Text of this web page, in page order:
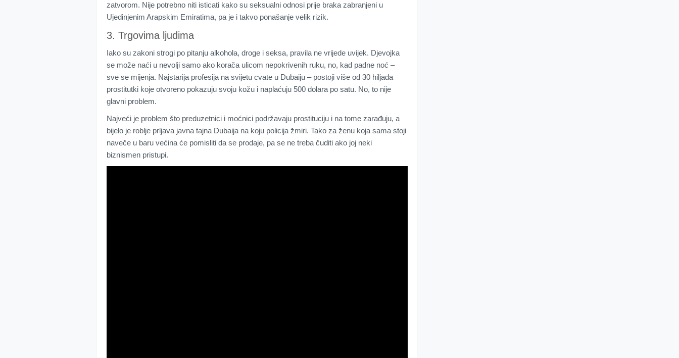
zatvorom. Nije potrebno niti isticati kako su seksualni odnosi prije braka zabranjeni u
Ujedinjenim Arapskim Emiratima, pa je i takvo ponašanje velik rizik.
3. Trgovima ljudima
Iako su zakoni strogi po pitanju alkohola, droge i seksa, pravila ne vrijede uvijek. Djevojka
se može naći u nevolji samo ako korača ulicom nepokrivenih ruku, no, kad padne noć –
sve se mijenja. Najstarija profesija na svijetu cvate u Dubaiju – postoji više od 30 hiljada
prostitutki koje otvoreno pokazuju svoju kožu i naplaćuju 500 dolara po satu. No, to nije
glavni problem.
Najveći je problem što preduzetnici i moćnici podržavaju prostituciju i na tome zarađuju, a
bijelo je roblje prljava javna tajna Dubaija na koju policija žmiri. Tako za ženu koja sama stoji
naveče u baru većina će pomisliti da se prodaje, pa se ne treba čuditi ako joj neki
biznismen pristupi.